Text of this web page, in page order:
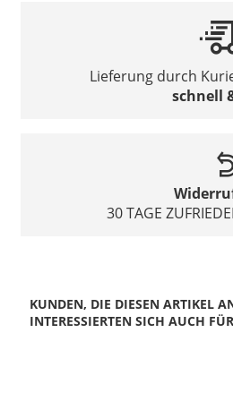
Lieferung durch
schnell
30 TAGE
KUNDEN, DIE DIESEN ARTIKEL
INTERESSIERTEN SICH AUCH